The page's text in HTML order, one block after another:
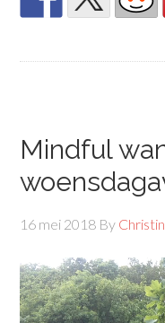
Mindful
16 mei 2018 By
Videospeler